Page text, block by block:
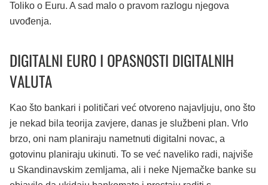
Toliko o Euru. A sad malo o pravom razlogu njegova
uvođenja.
DIGITALNI EURO I OPASNOSTI DIGITALNIH
VALUTA
Kao što bankari i političari već otvoreno najavljuju, ono što
je nekad bila teorija zavjere, danas je službeni plan. Vrlo
brzo, oni nam planiraju nametnuti digitalni novac, a
gotovinu planiraju ukinuti. To se već naveliko radi, najviše
u Skandinavskim zemljama, ali i neke Njemačke banke su